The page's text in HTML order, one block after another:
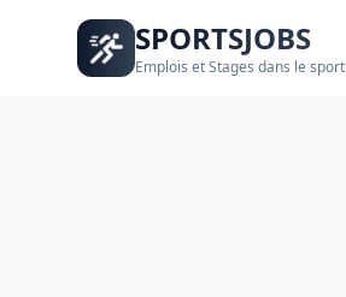
SPORTSJOBS
Emplois et Stages dans le sport